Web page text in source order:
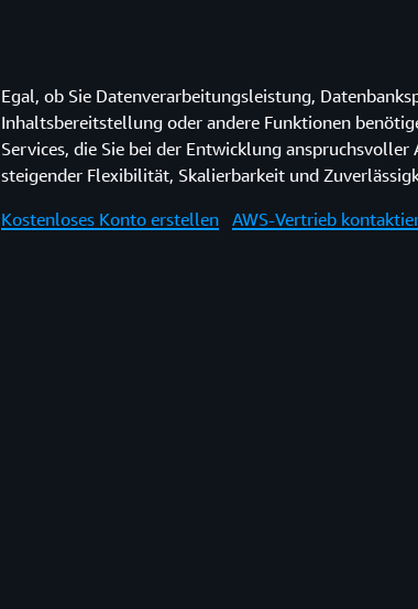
Egal, ob Sie Datenverarbeitungsleistung,
Inhaltsbereitstellung oder andere Funktionen
Services, die Sie bei der Entwicklung
steigender Flexibilität, Skalierbarkeit und
Kostenloses Konto erstellen AWS-Vertrieb